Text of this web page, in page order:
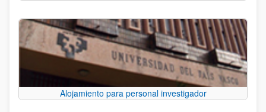
Alojamiento para personal investigador